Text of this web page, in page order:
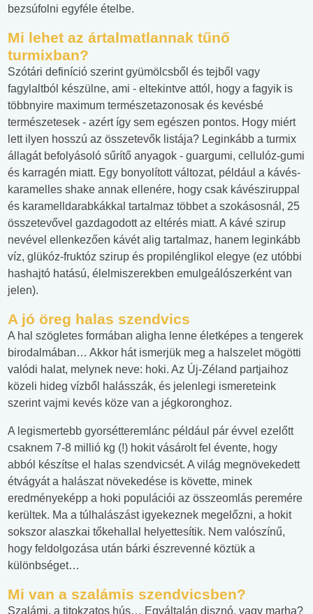
bezsúfolni egyféle ételbe.
Mi lehet az ártalmatlannak tűnő
turmixban?
Szótári definíció szerint gyümölcsből és tejből vagy
fagylaltból készülne, ami - eltekintve attól, hogy a fagyik is
többnyire maximum természetazonosak és kevésbé
természetesek - azért így sem egészen pontos. Hogy miért
lett ilyen hosszú az összetevők listája? Leginkább a turmix
állagát befolyásoló sűrítő anyagok - guargumi, cellulóz-gumi
és karragén miatt. Egy bonyolított változat, például a kávés-
karamelles shake annak ellenére, hogy csak kávésziruppal
és karamelldarabkákkal tartalmaz többet a szokásosnál, 25
összetevővel gazdagodott az eltérés miatt. A kávé szirup
nevével ellenkezően kávét alig tartalmaz, hanem leginkább
víz, glükóz-fruktóz szirup és propilénglikol elegye (ez utóbbi
hashajtó hatású, élelmiszerekben emulgeálószerként van
jelen).
A jó öreg halas szendvics
A hal szögletes formában aligha lenne életképes a tengerek
birodalmában… Akkor hát ismerjük meg a halszelet mögötti
valódi halat, melynek neve: hoki. Az Új-Zéland partjaihoz
közeli hideg vízből halásszák, és jelenlegi ismereteink
szerint vajmi kevés köze van a jégkoronghoz.
A legismertebb gyorsétteremlánc például pár évvel ezelőtt
csaknem 7-8 millió kg (!) hokit vásárolt fel évente, hogy
abból készítse el halas szendvicsét. A világ megnövekedett
étvágyát a halászat növekedése is követte, minek
eredményeképp a hoki populációi az összeomlás peremére
kerültek. Ma a túlhalászást igyekeznek megelőzni, a hokit
sokszor alaszkai tőkehallal helyettesítik. Nem valószínű,
hogy feldolgozása után bárki észrevenné köztük a
különbséget…
Mi van a szalámis szendvicsben?
Szalámi, a titokzatos hús… Egyáltalán disznó, vagy marha?